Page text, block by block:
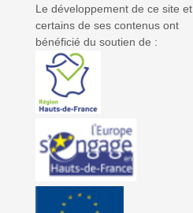
Le développement de ce site et
certains de ses contenus ont
bénéficié du soutien de :